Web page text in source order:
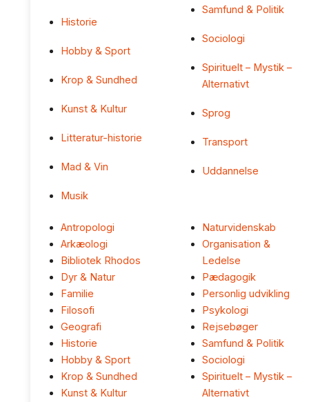
Historie
Hobby & Sport
Krop & Sundhed
Kunst & Kultur
Litteratur-historie
Mad & Vin
Musik
Samfund & Politik
Sociologi
Spirituelt – Mystik –
Alternativt
Sprog
Transport
Uddannelse
Antropologi
Arkæologi
Bibliotek Rhodos
Dyr & Natur
Familie
Filosofi
Geografi
Historie
Hobby & Sport
Krop & Sundhed
Kunst & Kultur
Naturvidenskab
Organisation &
Ledelse
Pædagogik
Personlig udvikling
Psykologi
Rejsebøger
Samfund & Politik
Sociologi
Spirituelt – Mystik –
Alternativt